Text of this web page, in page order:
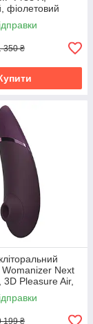
фіолетовий
350 ₴
Womanizer Next
Pleasure Air,
199 ₴